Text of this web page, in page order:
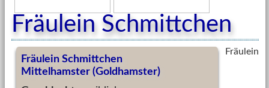
Fräulein Schmittchen
Fräulein Schmittchen
Mittelhamster (Goldhamster)
Fräulein